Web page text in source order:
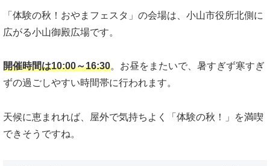
「体験の秋！おやまフェスタ」の会場は、小山市役所北側に
広がる小山御殿広場です。
開催時間は10:00～16:30。お昼をまたいで、暑すぎず寒すぎ
ずの過ごしやすい時間帯に行われます。
天候に恵まれれば、屋外で気持ちよく「体験の秋！」を満喫
できそうですね。